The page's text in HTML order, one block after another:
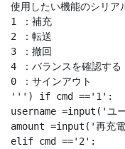
使用したい機能のシリア
1 ：補充
2 ：転送
3 ：撤回
4 ：バランスを確認する
0 ：サインアウト
''') if cmd =='1':
username =input('ユー
amount =input('再充
elif cmd =='2':